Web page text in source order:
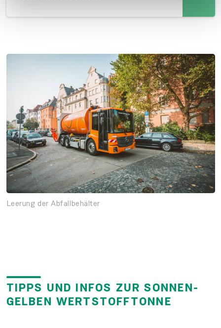
Leerung der Abfallbehälter
TIPPS UND INFOS ZUR SONNEN­
GELBEN WERTSTOFF­TONNE